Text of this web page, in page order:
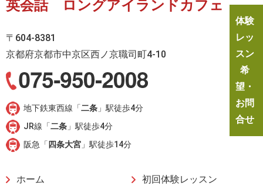
英会話 ロングアイランドカフェ
〒604-8381
京都府京都市中京区西ノ京職司町4-10
地下鉄東西線「二条 」駅徒歩4分
JR線「二条 」駅徒歩4分
阪急「 四条大宮 」駅徒歩14分
ホーム 初回体験レッスン
体験
レッ
スン
希
望・
お問
合せ